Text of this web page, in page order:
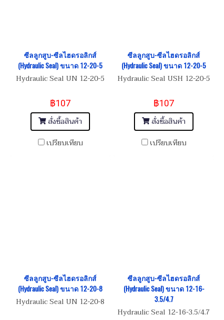
ซีลลูกสูบ-ซีลไฮดรอลิกส์
(Hydraulic Seal) ขนาด 12-20-5
Hydraulic Seal UN 12-20-5
฿107
สั่งซื้อสินค้า
เปรียบเทียบ
ซีลลูกสูบ-ซีลไฮดรอลิกส์
(Hydraulic Seal) ขนาด 12-20-5
Hydraulic Seal USH 12-20-5
฿107
สั่งซื้อสินค้า
เปรียบเทียบ
ซีลลูกสูบ-ซีลไฮดรอลิกส์
(Hydraulic Seal) ขนาด 12-20-8
Hydraulic Seal UN 12-20-8
ซีลลูกสูบ-ซีลไฮดรอลิกส์
(Hydraulic Seal) ขนาด 12-16-
3.5/4.7
Hydraulic Seal 12-16-3.5/4.7